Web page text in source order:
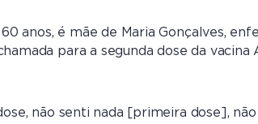
anos, é mãe de Maria Gonçalves,
para a segunda dose da vacina
não senti nada [primeira dose],